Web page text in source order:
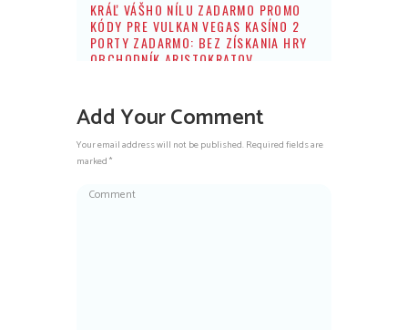
KRÁĽ VÁŠHO NÍLU ZADARMO PROMO
KÓDY PRE VULKAN VEGAS KASÍNO 2
PORTY ZADARMO: BEZ ZÍSKANIA HRY
OBCHODNÍK ARISTOKRATOV
Add Your Comment
Your email address will not be published. Required fields are
marked *